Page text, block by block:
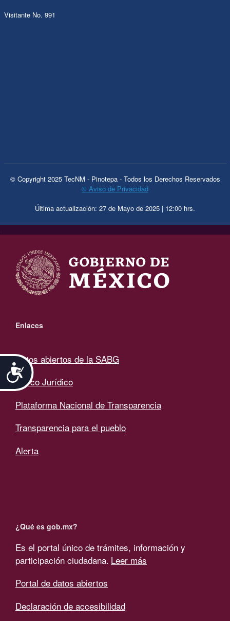
Accesibilidad
Visitante No. 991
© Copyright 2025 TecNM - Pinotepa - Todos los Derechos Reservados
© Aviso de Privacidad
Última actualización: 27 de Mayo de 2025 | 12:00 hrs.
Enlaces
Datos abiertos de la SABG
Marco Jurídico
Plataforma Nacional de Transparencia
Transparencia para el pueblo
Alerta
¿Qué es gob.mx?
Es el portal único de trámites, información y
participación ciudadana. Leer más
Portal de datos abiertos
Declaración de accesibilidad